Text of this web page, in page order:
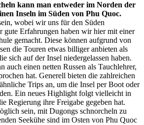
kann man entweder im Norden der
Inseln im Süden von Phu Quoc.
wobei wir uns für den Süden
gute Erfahrungen haben wir hier mit einer
gemacht. Diese können aufgrund von
die Touren etwas billiger anbieten als
sich auf der Insel niedergelassen haben.
auch einen netten Russen als Tauchlehrer,
hat. Generell bieten die zahlreichen
Trips an, um die Insel per Boot oder
Ein neues Highlight folgt vielleicht in
Regierung ihre Freigabe gegeben hat.
sein, mit Dugongs schnorcheln zu
Seekühe sind im Osten von Phu Quoc